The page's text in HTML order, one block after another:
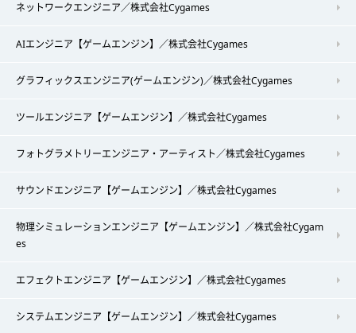
ネットワークエンジニア／株式会社Cygames
AIエンジニア【ゲームエンジン】／株式会社Cygames
グラフィックスエンジニア(ゲームエンジン)／株式会社Cygames
ツールエンジニア【ゲームエンジン】／株式会社Cygames
フォトグラメトリーエンジニア・アーティスト／株式会社Cygames
サウンドエンジニア【ゲームエンジン】／株式会社Cygames
物理シミュレーションエンジニア【ゲームエンジン】／株式会社Cygam
es
エフェクトエンジニア【ゲームエンジン】／株式会社Cygames
システムエンジニア【ゲームエンジン】／株式会社Cygames